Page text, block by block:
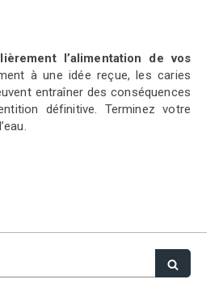
l’alimentation de vos
à une idée reçue, les caries
entraîner des conséquences
définitive. Terminez votre